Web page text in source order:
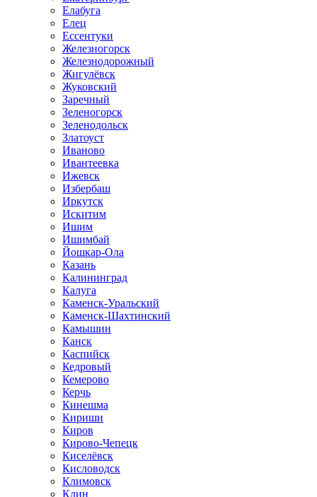
Елабуга
Елец
Ессентуки
Железногорск
Железнодорожный
Жигулёвск
Жуковский
Заречный
Зеленогорск
Зеленодольск
Златоуст
Иваново
Ивантеевка
Ижевск
Избербаш
Иркутск
Искитим
Ишим
Ишимбай
Йошкар-Ола
Казань
Калининград
Калуга
Каменск-Уральский
Каменск-Шахтинский
Камышин
Канск
Каспийск
Кедровый
Кемерово
Керчь
Кинешма
Кириши
Киров
Кирово-Чепецк
Киселёвск
Кисловодск
Климовск
Клин